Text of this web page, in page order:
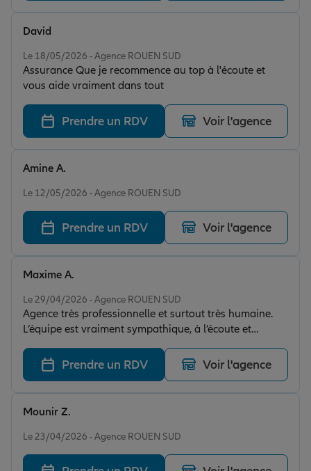
Le 18/05/2026 - Agence ROUEN SUD
Assurance Que je recommence au top à l'écoute et
vous aide vraiment dans tout
David
Prendre un RDV Voir l'agence
Le 12/05/2026 - Agence ROUEN SUD
Amine A.
Prendre un RDV Voir l'agence
Le 29/04/2026 - Agence ROUEN SUD
Agence très professionnelle et surtout très humaine.
L’équipe est vraiment sympathique, à l’écoute et
réactive. Ils ont su me trouver une solution d’assurance
rapidement, alors que ma situation n’était pas
évidente. Je recommande sans hésiter pour leur
efficacité et leur sérieux !
Maxime A.
Prendre un RDV Voir l'agence
Le 23/04/2026 - Agence ROUEN SUD
Mounir Z.